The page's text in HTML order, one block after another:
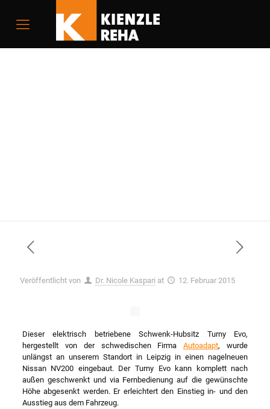
Veröffentlicht von Dr. Nicole Kaspari at 12. Februar 2015
Dieser elektrisch betriebene Schwenk-Hubsitz Turny Evo,
hergestellt von der schwedischen FirmaAutoadapt, wurde
unlängst an unserem Standort in Leipzig in einen nagelneuen
Nissan NV200 eingebaut. Der Turny Evo kann komplett nach
außen geschwenkt und via Fernbedienung auf die gewünschte
Höhe abgesenkt werden. Er erleichtert den Einstieg in- und den
Ausstieg aus dem Fahrzeug.